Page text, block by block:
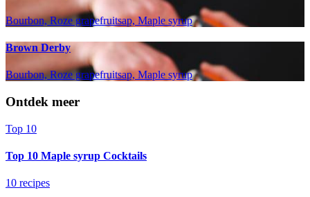
Bourbon, Roze grapefruitsap, Maple syrup
Brown Derby
Bourbon, Roze grapefruitsap, Maple syrup
Ontdek meer
Top 10
Top 10 Maple syrup Cocktails
10 recipes